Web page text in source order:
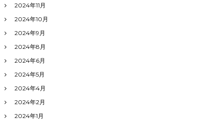
2024年11月
2024年10月
2024年9月
2024年8月
2024年6月
2024年5月
2024年4月
2024年2月
2024年1月